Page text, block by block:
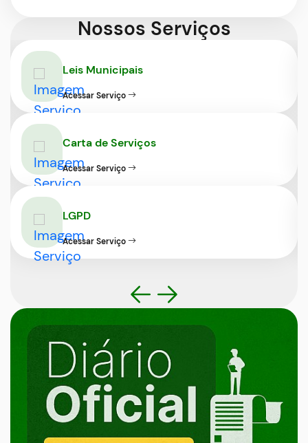
Nossos Serviços
Leis Municipais
Acessar Serviço
Carta de Serviços
Acessar Serviço
LGPD
Acessar Serviço
Banner
Diário